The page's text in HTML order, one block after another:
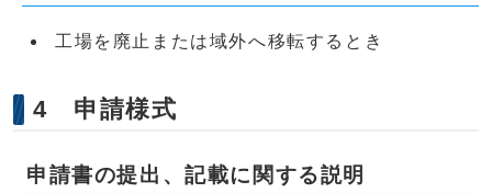
工場を廃止または域外へ移転するとき
4 申請様式
申請書の提出、記載に関する説明